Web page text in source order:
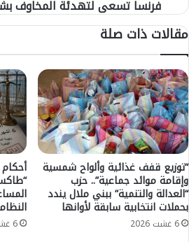
ش
ل
س
ت
ض
ا
ف
ة
ب
ط
و
ل
ة
ك
ل
ه
ة
ا
ل
م
خ
ا
و
ف
ب
ش
أ
فرنسا تسعى لتهدئة المخاوف
مقالات ذات صلة
“توزيع قفف غذائية وألواح شمسية
وإقامة موائد جماعية”.. حزب
“العدالة والتنمية” ببني ملال يندد
بحملات انتخابية سابقة لأوانها
6 غشت 2026 6 غشت 2026